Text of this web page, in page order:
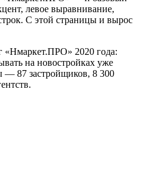
левое выравнивание,
С этой страницы и вырос
2020 года:
на новостройках уже
— 87 застройщиков, 8 300